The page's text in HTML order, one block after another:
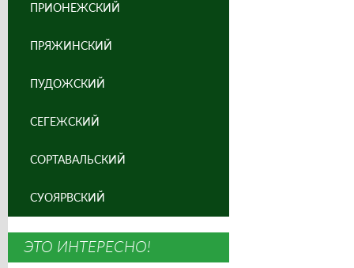
ПРИОНЕЖСКИЙ
ПРЯЖИНСКИЙ
ПУДОЖСКИЙ
СЕГЕЖСКИЙ
СОРТАВАЛЬСКИЙ
СУОЯРВСКИЙ
ЭТО ИНТЕРЕСНО!